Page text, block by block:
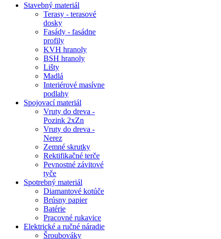
Stavebný materiál
Terasy - terasové
dosky
Fasády - fasádne
profily
KVH hranoly
BSH hranoly
Lišty
Madlá
Interiérové masívne
podlahy
Spojovací materiál
Vruty do dreva -
Pozink 2xZn
Vruty do dreva -
Nerez
Zemné skrutky
Rektifikačné terče
Pevnostné závitové
tyče
Spotrebný materiál
Diamantové kotúče
Brúsny papier
Batérie
Pracovné rukavice
Elektrické a ručné náradie
Šroubováky